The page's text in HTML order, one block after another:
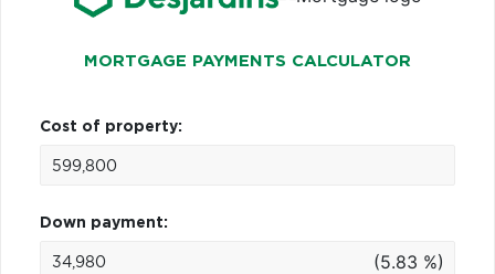
MORTGAGE PAYMENTS CALCULATOR
Cost of property:
Down payment:
(5.83 %)